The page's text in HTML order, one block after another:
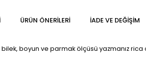
ÜRÜN ÖNERILERI İADE VE DEĞIŞIM
bilek, boyun ve parmak ölçüsü yazmanız rica